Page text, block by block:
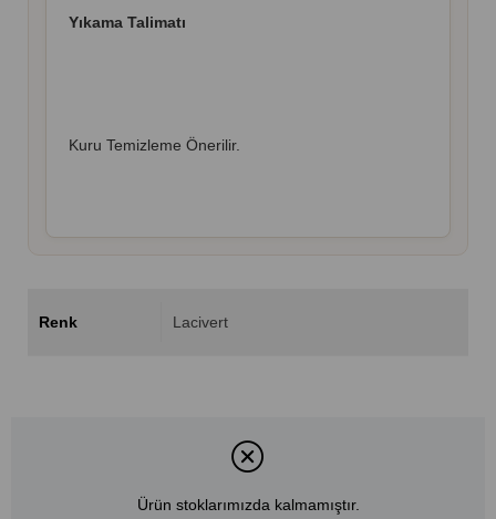
Yıkama Talimatı
Kuru Temizleme Önerilir.
Renk Lacivert
Ürün stoklarımızda kalmamıştır.